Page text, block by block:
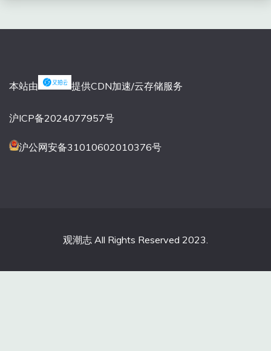
本站由 提供CDN加速/云存储服务
沪ICP备2024077957号
沪公网安备31010602010376号
观潮志 All Rights Reserved 2023.